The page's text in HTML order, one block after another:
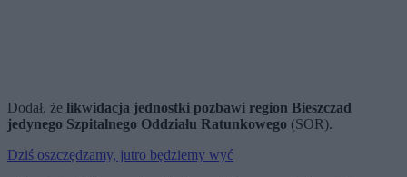
Dodał, że likwidacja jednostki pozbawi region Bieszczad
jedynego Szpitalnego Oddziału Ratunkowego (SOR).
Dziś oszczędzamy, jutro będziemy wyć